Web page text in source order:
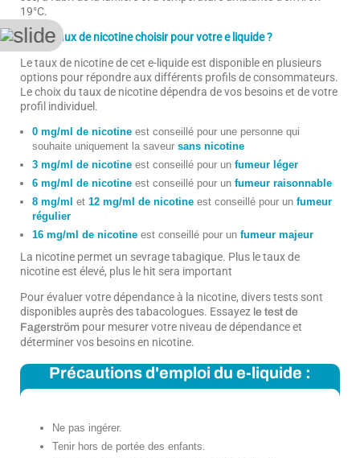
19°C.
● Quel taux de nicotine choisir pour votre e liquide ?
Le taux de nicotine de cet e-liquide est disponible en plusieurs
options pour répondre aux différents profils de consommateurs.
Le choix du taux de nicotine dépendra de vos besoins et de votre
profil individuel.
0 mg/ml de nicotine est conseillé pour une personne qui
souhaite uniquement la saveur sans nicotine
3 mg/ml de nicotine est conseillé pour un fumeur léger
6 mg/ml de nicotine est conseillé pour un fumeur raisonnable
8 mg/ml et 12 mg/ml de nicotine est conseillé pour un fumeur
régulier
16 mg/ml de nicotine est conseillé pour un fumeur majeur
La nicotine permet un sevrage tabagique. Plus le taux de
nicotine est élevé, plus le hit sera important
Pour évaluer votre dépendance à la nicotine, divers tests sont
disponibles auprès des tabacologues. Essayez le test de
Fagerström pour mesurer votre niveau de dépendance et
déterminer vos besoins en nicotine.
Précautions d'emploi du e-liquide :
Ne pas ingérer.
Tenir hors de portée des enfants.